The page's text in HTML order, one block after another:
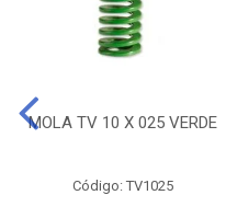
MOLA TV 10 X 025 VERDE
Código: TV1025